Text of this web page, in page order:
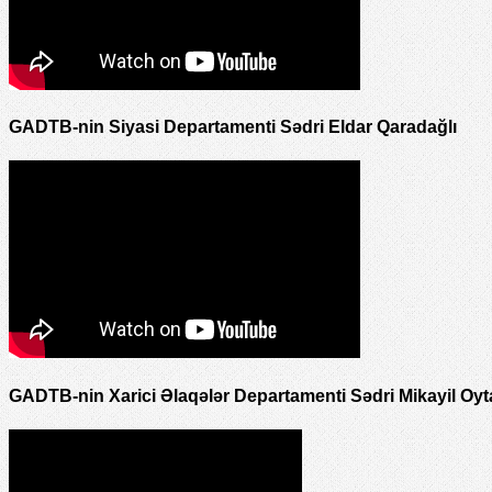
GADTB-nin Siyasi Departamenti Sədri Eldar Qaradağlı
GADTB-nin Xarici Əlaqələr Departamenti Sədri Mikayil